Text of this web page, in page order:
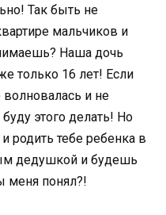
Так быть не
мальчиков и
Наша дочь
только 16 лет! Если
и не
этого делать! Но
родить тебе ребенка в
дедушкой и будешь
меня понял?!